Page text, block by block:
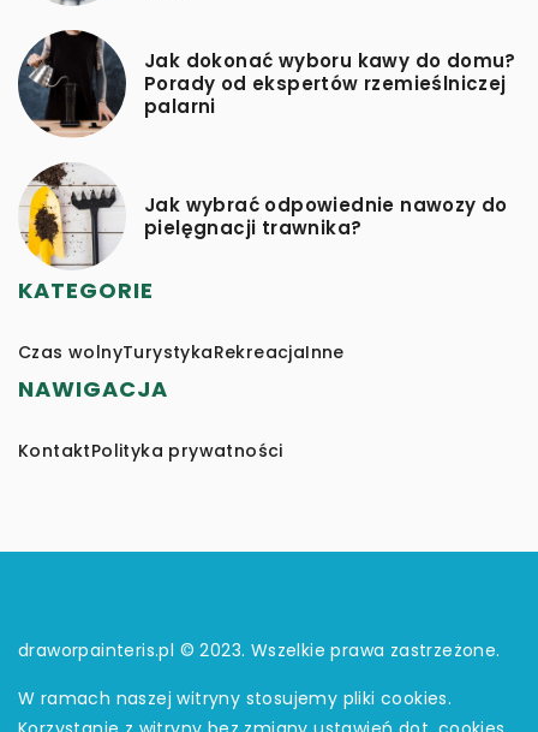
Jak dokonać wyboru kawy do domu?
Porady od ekspertów rzemieślniczej
palarni
Jak wybrać odpowiednie nawozy do
pielęgnacji trawnika?
KATEGORIE
Czas wolnyTurystykaRekreacjaInne
NAWIGACJA
KontaktPolityka prywatności
draworpainteris.pl © 2023. Wszelkie prawa zastrzeżone.
W ramach naszej witryny stosujemy pliki cookies.